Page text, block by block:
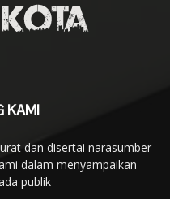
KAMI
dan disertai narasumber
dalam menyampaikan
publik